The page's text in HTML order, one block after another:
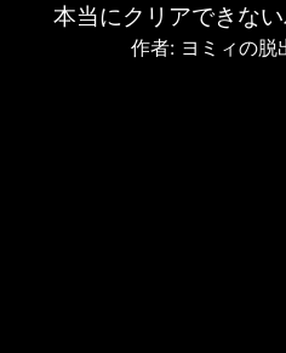
本当にクリアできな
作者: ヨミィの脱